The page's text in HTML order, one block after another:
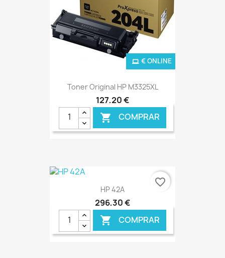
Toner Original HP M3325XL
127,20 €
 COMPRAR
€ ONLINE
HP 42A
296,30 €
 COMPRAR
favorite_border